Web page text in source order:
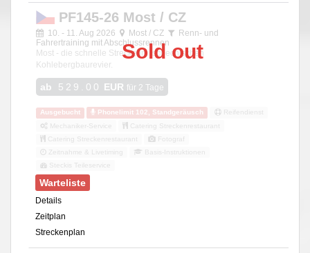
Sold out
PF145-26 Most / CZ
10. - 11. Aug 2026 Most / CZ
Renn- und
Fahrertraining mit Abschlussrennen
Most - die schnelle Strecke im tschechischen
Kohlebergbaurevier.
ab 529.00 EUR für 2 Tage
Ausgebucht Phonelimit 102, Standgeräusch
Reifendienst
Mechaniker-Service
Catering Streckenrestaurant
Catering Streckenrestaurant
Fotograf
Zeitnahme & Livetiming
Basis-Instruktionen
Steckis Teileservice
Warteliste
Details
Zeitplan
Streckenplan